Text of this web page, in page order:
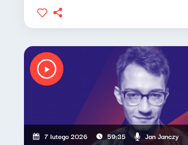
7 lutego 2026 59:35 Jan Janczy